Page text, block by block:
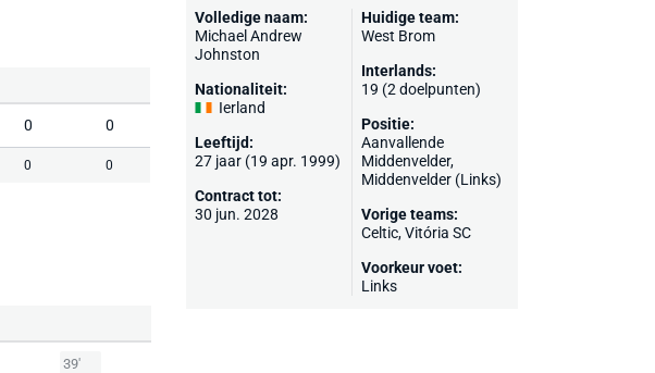
0 0
0 0
39'
Volledige naam:
Michael Andrew
Johnston
Nationaliteit:
Ierland
Leeftijd:
27 jaar (19 apr. 1999)
Contract tot:
30 jun. 2028
Huidige team:
West Brom
Interlands:
19 (2 doelpunten)
Positie:
Aanvallende
Middenvelder,
Middenvelder (Links)
Vorige teams:
Celtic,Vitória SC
Voorkeur voet:
Links